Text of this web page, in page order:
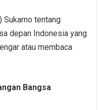
Sukarno tentang
depan Indonesia yang
atau membaca
Bangsa